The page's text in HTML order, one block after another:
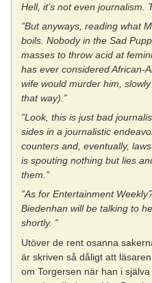
Hell, it’s not even journalism.
”But anyways, reading what
boils. Nobody in the Sad
masses to throw acid at
has ever considered African-
wife would murder him,
that way).”
”Look, this is just bad
sides in a journalistic
counters and, eventually,
is spouting nothing but lies
them.”
”As for Entertainment
Biedenhan will be talking to
shortly. ”
Utöver de rent osanna
är skriven så dåligt att
om Torgersen när han i